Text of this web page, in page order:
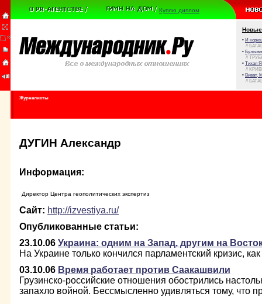
Куплю диплом
Новые
• И
//
•
//
• Тихая
//
• Виват,
//
Журналисты
ДУГИН Александр
Информация:
Директор Центра геополитических экспертиз
Сайт: http://izvestiya.ru/
Опубликованные статьи:
23.10.06 Украина: одним на Запад, другим на
На Украине только кончился парламентский кризис,
03.10.06 Время работает против Саакашвили
Грузинско-российские отношения обострились
запахло войной. Бессмысленно удивляться тому, что